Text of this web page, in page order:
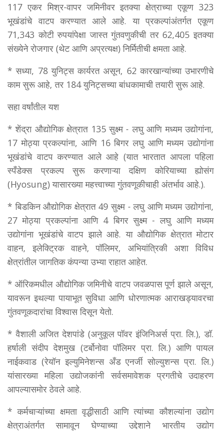
117 एकर मिश्र-वापर जमिनीवर इतक्या क्षेत्राच्या एकूण 323
भूखंडांचे वाटप करण्यात आले आहे. या प्रकल्पांअंतर्गत एकूण
71,343 कोटी रुपयांपेक्षा जास्त गुंतवणुकीची तर 62,405 इतक्या
संख्येने रोजगार (थेट आणि अप्रत्यक्ष) निर्मितीची क्षमता आहे.
* सध्या, 78 युनिट्स कार्यरत असून, 62 कारखान्यांच्या उभारणीचे
काम सुरू आहे, तर 184 युनिट्सच्या बांधकामाची तयारी सुरू आहे.
सहा वर्षांतील यश
* शेंद्रा औद्योगिक क्षेत्रात 135 सुक्ष्म - लघु आणि मध्यम उद्योगांना,
17 मोठ्या प्रकल्पांना, आणि 16 बिगर लघु आणि मध्यम उद्योगांना
भूखंडांचे वाटप करण्यात आले आहे (यात भारतात आपला पहिला
स्पँडेक्स प्रकल्प सुरू करणाऱ्या दक्षिण कोरियाच्या ह्योसंग
(Hyosung) यासारख्या महत्त्वाच्या गुंतवणूकीचाही अंतर्भाव आहे.).
* बिडकिन औद्योगिक क्षेत्रात 49 सुक्ष्म - लघु आणि मध्यम उद्योगांना,
27 मोठ्या प्रकल्पांना आणि 4 बिगर सुक्ष्म - लघु आणि मध्यम
उद्योगांना भूखंडांचे वाटप झाले आहे. या औद्योगिक क्षेत्रात मोटार
वाहन, इलेक्ट्रिक वाहने, पॉलिमर, अभियांत्रिकी अशा विविध
क्षेत्रांतील जागतिक कंपन्या उभ्या राहात आहेत.
* ऑरिकमधील औद्योगिक जमिनीचे वाटप जवळपास पूर्ण झाले असून,
यावरून इथल्या पायाभूत सुविधा आणि धोरणात्मक आराखड्यावरचा
गुंतवणूकदारांचा विश्वास दिसून येतो.
* वैशाली अजित देशपांडे (अनुकूल पॉवर इंजिनिअर्स प्रा. लि.), डॉ.
हर्षाली संदीप देशमुख (टर्बोनोवा पॉलिमर प्रा. लि.) आणि पायल
नाईकवाड (रेयॉन इल्युमिनेशन्स अँड एनर्जी सोल्युशन्स प्रा. लि.)
यांसारख्या महिला उद्योजकांनी सर्वसमावेशक प्रगतीचे उदाहरण
आपल्यासमोर ठेवले आहे.
* कर्मचाऱ्यांच्या क्षमता वृद्धीसाठी आणि त्यांच्या कौशल्यांना उद्योग
क्षेत्राअंतर्गत सामावून घेण्याच्या उद्देशाने भारतीय उद्योग